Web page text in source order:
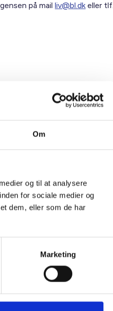
Om
og til at analysere
for sociale medier og
dem, eller som de har
Marketing
på mailliv@bl.dkeller